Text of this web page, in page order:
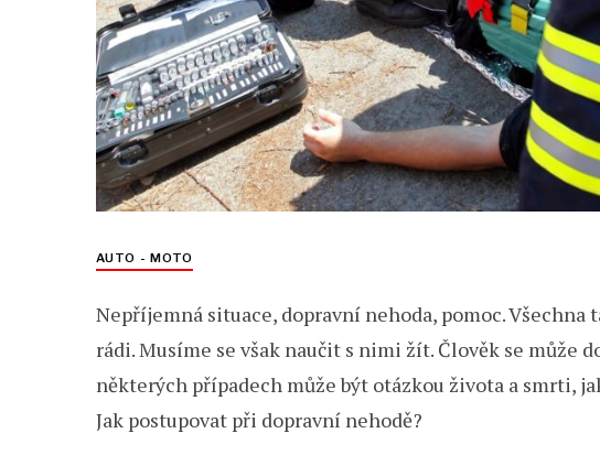
AUTO - MOTO
Nepříjemná situace, dopravní nehoda, pomoc. Všechna
rádi. Musíme se však naučit s nimi žít. Člověk se může
některých případech může být otázkou života a smrti,
Jak postupovat při dopravní nehodě?